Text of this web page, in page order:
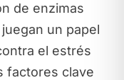
de enzimas
un papel
el estrés
factores clave